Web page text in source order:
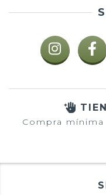
Compra